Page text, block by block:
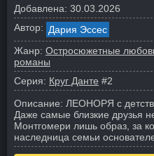
Добавлена: 30.03.2026
Автор: Дария Эссес
Жанр: Остросюжетные
романы
Серия: Круг Данте #2
Описание: ЛЕОНОРЯ с
Даже самые близкие друзья
Монтгомери лишь образ, за
наследница семьи